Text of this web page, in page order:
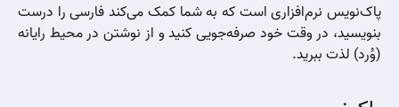
پاک‌نویس نرم‌افزاری است که به شما کمک می‌کند فارسی را درست
بنویسید، در وقت خود صرفه‌جویی کنید و از نوشتن در محیط رایانه
(وُرد) لذت ببرید.